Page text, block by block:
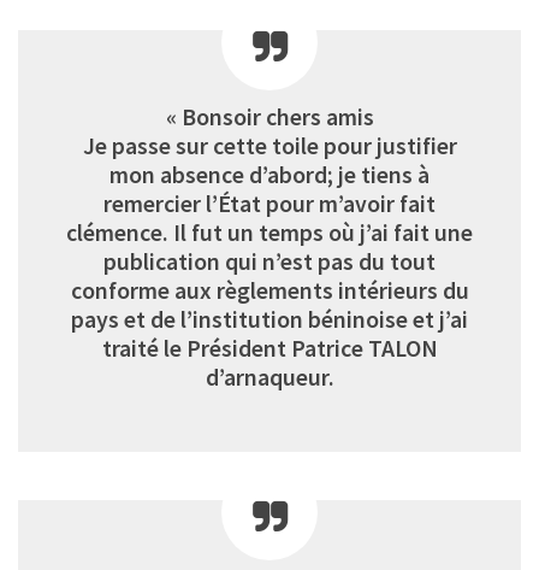
« Bonsoir chers amis
Je passe sur cette toile pour justifier
mon absence d’abord; je tiens à
remercier l’État pour m’avoir fait
clémence. Il fut un temps où j’ai fait une
publication qui n’est pas du tout
conforme aux règlements intérieurs du
pays et de l’institution béninoise et j’ai
traité le Président Patrice TALON
d’arnaqueur.